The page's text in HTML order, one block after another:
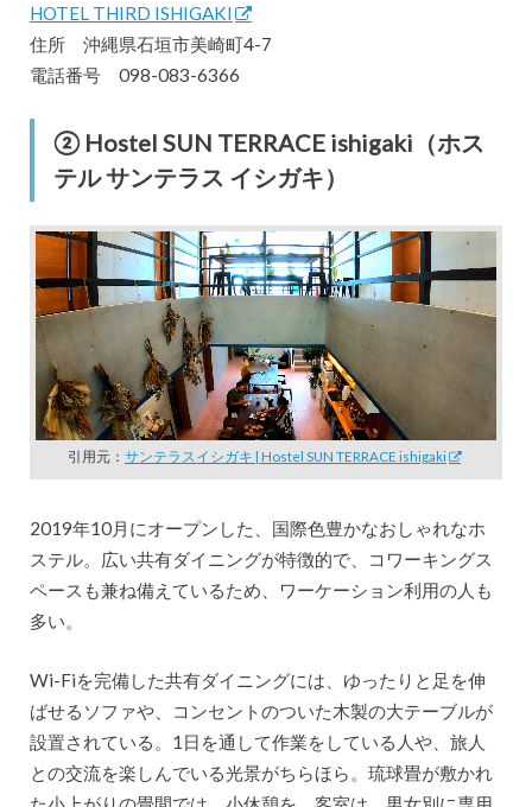
HOTEL THIRD ISHIGAKI
住所 沖縄県石垣市美崎町4-7
電話番号 098-083-6366
② Hostel SUN TERRACE ishigaki（ホス
テル サンテラス イシガキ）
引用元： サンテラスイシガキ | Hostel SUN TERRACE ishigaki
2019年10月にオープンした、国際色豊かなおしゃれなホ
ステル。広い共有ダイニングが特徴的で、コワーキングス
ペースも兼ね備えているため、ワーケーション利用の人も
多い。
Wi-Fiを完備した共有ダイニングには、ゆったりと足を伸
ばせるソファや、コンセントのついた木製の大テーブルが
設置されている。1日を通して作業をしている人や、旅人
との交流を楽しんでいる光景がちらほら。琉球畳が敷かれ